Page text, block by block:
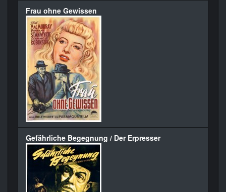
Frau ohne Gewissen
Gefährliche Begegnung / Der Erpresser